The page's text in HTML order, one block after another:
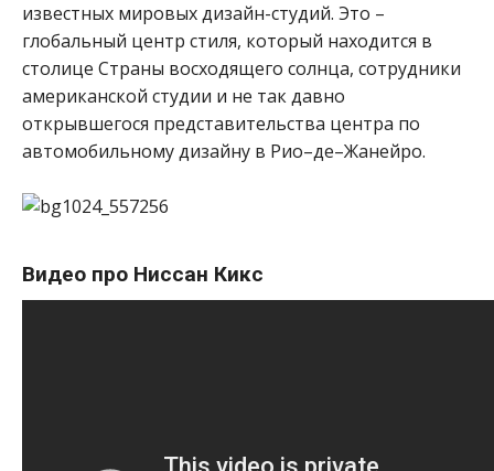
известных мировых дизайн-студий. Это –
глобальный центр стиля, который находится в
столице Страны восходящего солнца, сотрудники
американской студии и не так давно
открывшегося представительства центра по
автомобильному дизайну в Рио–де–Жанейро.
Видео про Ниссан Кикс